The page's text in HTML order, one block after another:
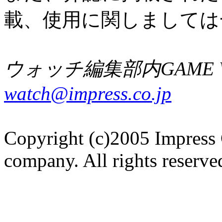
載、使用に関しまして
ウォッチ編集部内GAME
watch@impress.co.jp
Copyright (c)2005
company. All rights